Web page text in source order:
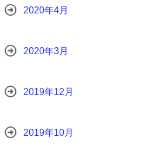
2020年4月
2020年3月
2019年12月
2019年10月